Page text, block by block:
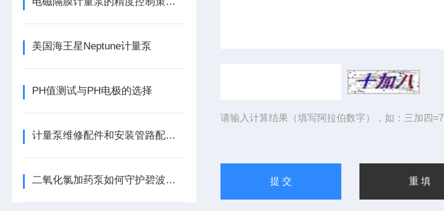
美国海王星Neptune计量泵
PH值测试与PH电极的选择
计量泵维修配件和安装管路配件介绍
二氧化氯加药泵如何守护碧波安全
请输入计算结果（填写阿拉伯数字），如：三加四=7